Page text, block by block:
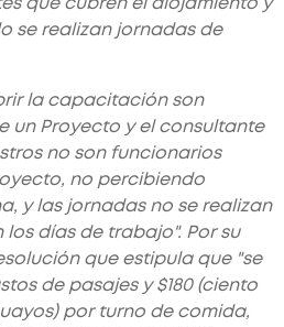
se realizan jornadas de
la capacitación son
un Proyecto y el consultante
no son funcionarios
no percibiendo
y las jornadas no se realizan
los días de trabajo". Por su
que estipula que "se
de pasajes y $180 (ciento
por turno de comida,